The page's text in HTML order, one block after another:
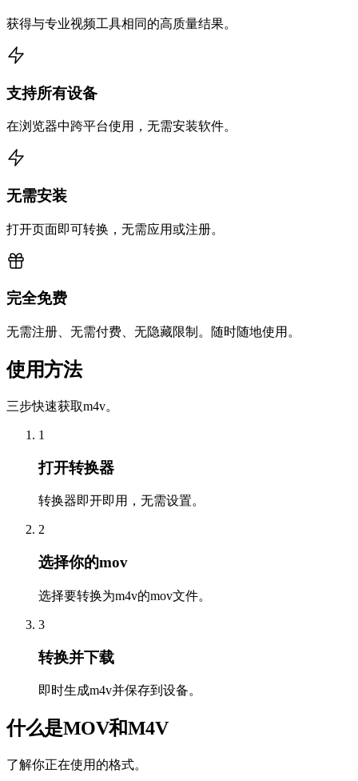
获得与专业视频工具相同的高质量结果。
支持所有设备
在浏览器中跨平台使用，无需安装软件。
无需安装
打开页面即可转换，无需应用或注册。
完全免费
无需注册、无需付费、无隐藏限制。随时随地使用。
使用方法
三步快速获取m4v。
1
打开转换器
转换器即开即用，无需设置。
2
选择你的mov
选择要转换为m4v的mov文件。
3
转换并下载
即时生成m4v并保存到设备。
什么是MOV和M4V
了解你正在使用的格式。